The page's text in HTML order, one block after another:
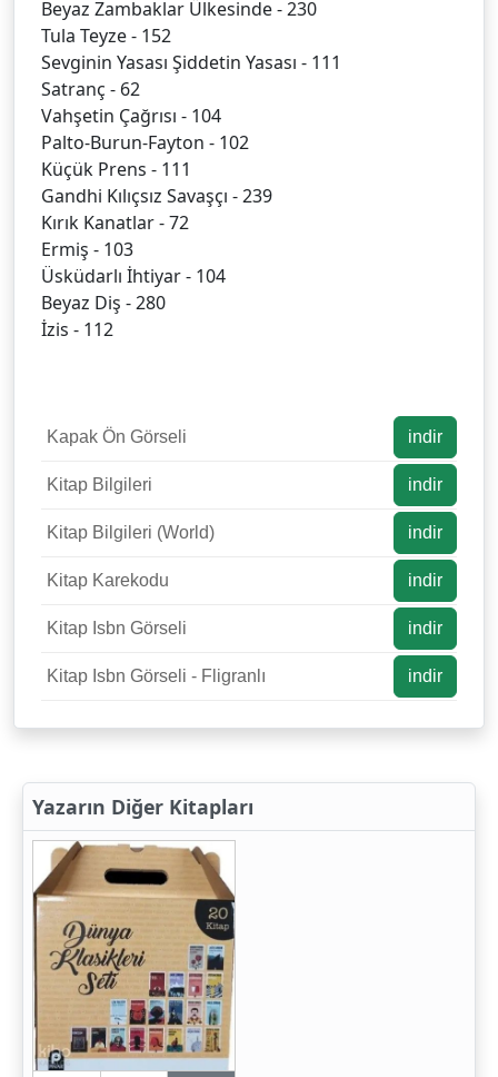
Beyaz Zambaklar Ülkesinde - 230
Tula Teyze - 152
Sevginin Yasası Şiddetin Yasası - 111
Satranç - 62
Vahşetin Çağrısı - 104
Palto-Burun-Fayton - 102
Küçük Prens - 111
Gandhi Kılıçsız Savaşçı - 239
Kırık Kanatlar - 72
Ermiş - 103
Üsküdarlı İhtiyar - 104
Beyaz Diş - 280
İzis - 112
Kapak Ön Görseli indir
Kitap Bilgileri indir
Kitap Bilgileri (World) indir
Kitap Karekodu indir
Kitap Isbn Görseli indir
Kitap Isbn Görseli - Fligranlı indir
Yazarın Diğer Kitapları